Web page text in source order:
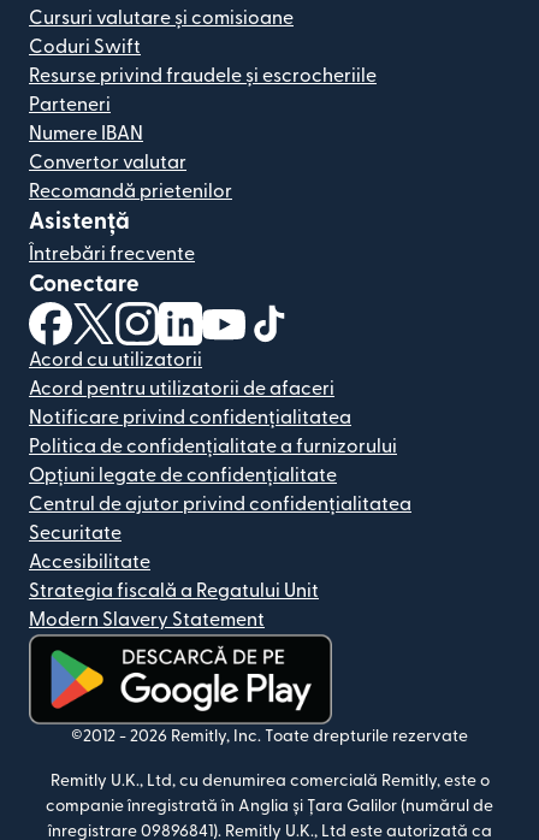
Cursuri valutare și comisioane
Coduri Swift
Resurse privind fraudele și escrocheriile
Parteneri
Numere IBAN
Convertor valutar
Recomandă prietenilor
Asistență
Întrebări frecvente
Conectare
(se deschide într-o fereastră nouă)
(se deschide într-o fereastră nouă)
(se deschide într-o fereastră nouă)
(se deschide într-o fereastră nouă)
(se deschide într-o fereastră
Acord cu utilizatorii
Acord pentru utilizatorii de afaceri
Notificare privind confidențialitatea
Politica de confidențialitate a furnizorului
Opțiuni legate de confidențialitate
Centrul de ajutor privind confidențialitatea
Securitate
Accesibilitate
Strategia fiscală a Regatului Unit
Modern Slavery Statement
(se deschide într-o fereastră nouă)
©2012 - 2026 Remitly, Inc. Toate drepturile rezervate
Remitly U.K., Ltd, cu denumirea comercială Remitly, este o
companie înregistrată în Anglia și Țara Galilor (numărul de
înregistrare 09896841). Remitly U.K., Ltd este autorizată ca